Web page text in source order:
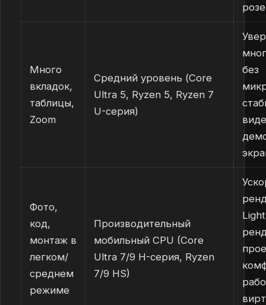
Много
вкладок,
таблицы,
Zoom
Средний уровень (Core
Ultra 5, Ryzen 5, Ryzen 7
U-серия)
без
Фото,
код,
монтаж в
легком/
среднем
режиме
Производительный
мобильный CPU (Core
Ultra 7/9 H-серия, Ryzen
7/9 HS)